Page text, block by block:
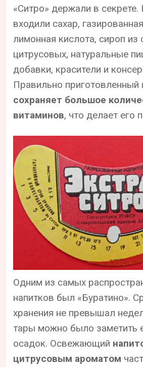
«Ситро» держали в секрете.
входили сахар,
лимонная кислота, сироп из
цитрусовых, натуральные
добавки, красители и
Правильно приготовленный
сохраняет большое
витаминов, что делает его
Одним из самых
напитков был «Буратино».
хранения не превышал
тары можно было заметить
осадок. Освежающий
цитрусовым ароматом